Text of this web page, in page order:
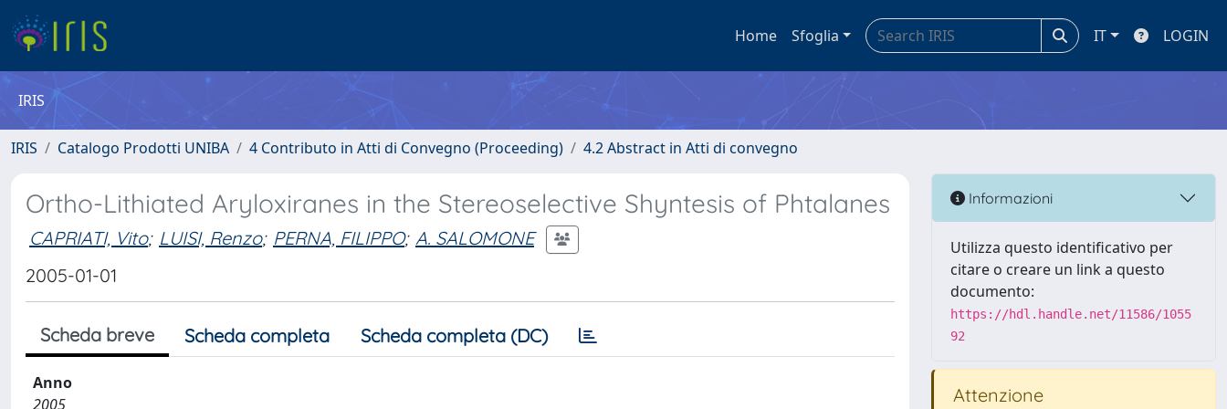
Home Sfoglia IT LOGIN
IRIS
IRIS Catalogo Prodotti UNIBA 4 Contributo in Atti di Convegno (Proceeding) 4.2 Abstract in Atti di convegno
Ortho-Lithiated Aryloxiranes in the Stereoselective Shyntesis of Phtalanes
CAPRIATI, Vito; LUISI, Renzo; PERNA, FILIPPO; A. SALOMONE
2005-01-01
Scheda breve Scheda completa Scheda completa (DC)
Anno
2005
Informazioni
Utilizza questo identificativo per
citare o creare un link a questo
documento:
https://hdl.handle.net/11586/1055
92
Attenzione